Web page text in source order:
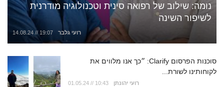
נומה: שילוב של רפואה סינית וטכנולוגיה מודרנית
לשיפור השינה
14.08.24 // 19:07 רועי גלבר
סוכנות הפרסום Clarify: ״כך אנו מלווים את
לקוחותינו לשורת...
01.05.24 // 10:43 רועי יהונתן